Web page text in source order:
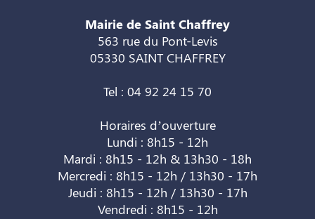
Mairie de Saint Chaffrey
563 rue du Pont-Levis
05330 SAINT CHAFFREY
Tel : 04 92 24 15 70
Horaires d’ouverture
Lundi : 8h15 - 12h
Mardi : 8h15 - 12h & 13h30 - 18h
Mercredi : 8h15 - 12h / 13h30 - 17h
Jeudi : 8h15 - 12h / 13h30 - 17h
Vendredi : 8h15 - 12h